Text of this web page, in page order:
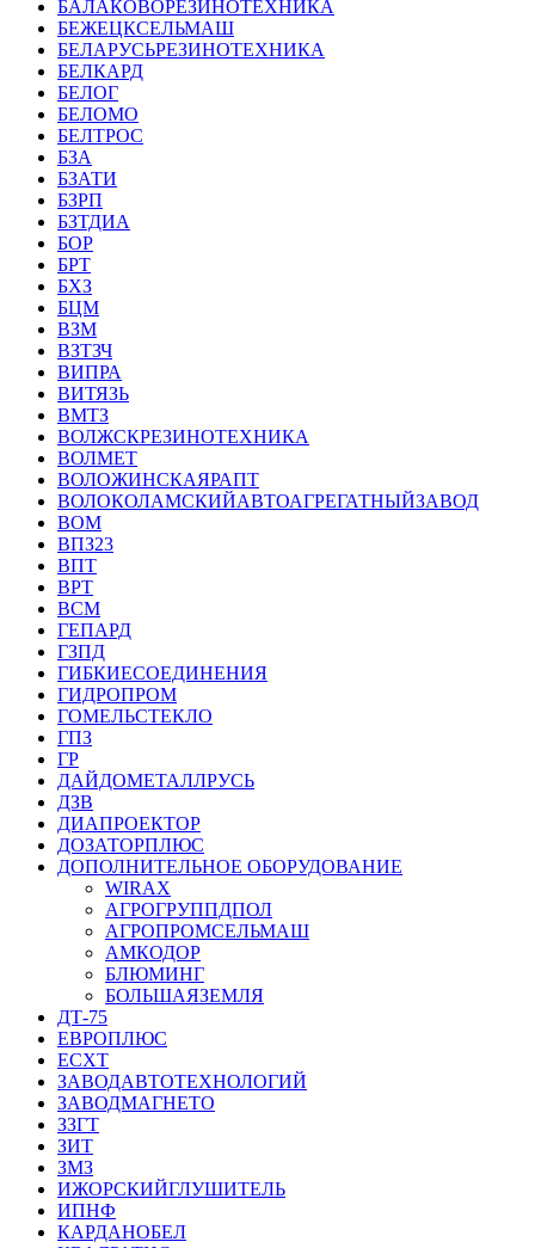
БАЛАКОВОРЕЗИНОТЕХНИКА
БЕЖЕЦКСЕЛЬМАШ
БЕЛАРУСЬРЕЗИНОТЕХНИКА
БЕЛКАРД
БЕЛОГ
БЕЛОМО
БЕЛТРОС
БЗА
БЗАТИ
БЗРП
БЗТДИА
БОР
БРТ
БХЗ
БЦМ
ВЗМ
ВЗТЗЧ
ВИПРА
ВИТЯЗЬ
ВМТЗ
ВОЛЖСКРЕЗИНОТЕХНИКА
ВОЛМЕТ
ВОЛОЖИНСКАЯРАПТ
ВОЛОКОЛАМСКИЙАВТОАГРЕГАТНЫЙЗАВОД
ВОМ
ВПЗ23
ВПТ
ВРТ
ВСМ
ГЕПАРД
ГЗПД
ГИБКИЕСОЕДИНЕНИЯ
ГИДРОПРОМ
ГОМЕЛЬСТЕКЛО
ГПЗ
ГР
ДАЙДОМЕТАЛЛРУСЬ
ДЗВ
ДИАПРОЕКТОР
ДОЗАТОРПЛЮС
ДОПОЛНИТЕЛЬНОЕ ОБОРУДОВАНИЕ
WIRAX
АГРОГРУППДПОЛ
АГРОПРОМСЕЛЬМАШ
АМКОДОР
БЛЮМИНГ
БОЛЬШАЯЗЕМЛЯ
ДТ-75
ЕВРОПЛЮС
ЕСХТ
ЗАВОДАВТОТЕХНОЛОГИЙ
ЗАВОДМАГНЕТО
ЗЗГТ
ЗИТ
ЗМЗ
ИЖОРСКИЙГЛУШИТЕЛЬ
ИПНФ
КАРДАНОБЕЛ